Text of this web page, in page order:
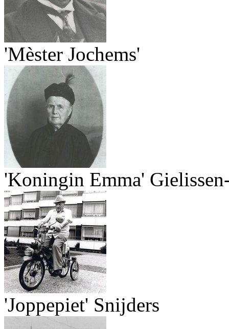
'Mèster Jochems'
'Koningin Emma'
'Joppepiet' Snijders